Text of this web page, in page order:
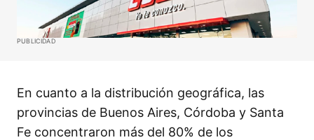
PUBLICIDAD
En cuanto a la distribución geográfica, las
provincias de Buenos Aires, Córdoba y Santa
Fe concentraron más del 80% de los